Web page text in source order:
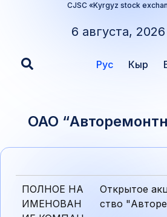
CJSC «Kyrgyz stock
6 августа,
Рус Кыр
ОАО
ПОЛНОЕ НА
ИМЕНОВАН
Открытое
ство